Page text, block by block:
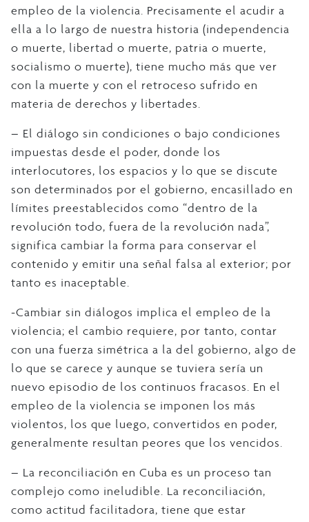
empleo de la violencia. Precisamente el acudir a
ella a lo largo de nuestra historia (independencia
o muerte, libertad o muerte, patria o muerte,
socialismo o muerte), tiene mucho más que ver
con la muerte y con el retroceso sufrido en
materia de derechos y libertades.
– El diálogo sin condiciones o bajo condiciones
impuestas desde el poder, donde los
interlocutores, los espacios y lo que se discute
son determinados por el gobierno, encasillado en
límites preestablecidos como “dentro de la
revolución todo, fuera de la revolución nada”,
significa cambiar la forma para conservar el
contenido y emitir una señal falsa al exterior; por
tanto es inaceptable.
-Cambiar sin diálogos implica el empleo de la
violencia; el cambio requiere, por tanto, contar
con una fuerza simétrica a la del gobierno, algo de
lo que se carece y aunque se tuviera sería un
nuevo episodio de los continuos fracasos. En el
empleo de la violencia se imponen los más
violentos, los que luego, convertidos en poder,
generalmente resultan peores que los vencidos.
– La reconciliación en Cuba es un proceso tan
complejo como ineludible. La reconciliación,
como actitud facilitadora, tiene que estar